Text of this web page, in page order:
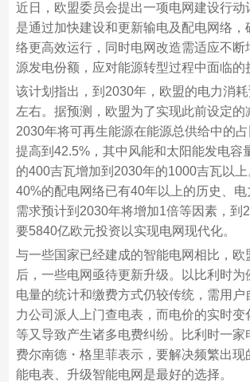
近日，欧盟委员会提出一项电网建设行动
是通过加快建设和更新输电及配电网络，
络更高效运行，同时电网改造需适应不断
源发电份额，应对能源转型过程中面临的
该计划指出，到2030年，欧盟的电力消
左右。据预测，欧盟为了实现此前设定的
2030年将可再生能源在能源总供给中的
提高到42.5%，其中风能和太阳能发电容
的400吉瓦增加到2030年的1000吉瓦以
40%的配电网络已有40年以上的历史、电
需求预计到2030年将增加1倍等因素，到
要5840亿欧元投资以实现电网现代化。
与一些国家已经建成的智能电网相比，欧
后，一些电网亟待更新升级。以比利时为
电量的统计和缴费方式仍较传统，需用户
力公司派人上门查电表，而电价的实时变
等又导致产生诸多电费纠纷。比利时一家
费尔南德・格里菲表示，要解决频繁出现
能电表、升级智能电网是最好的选择。